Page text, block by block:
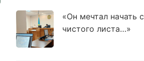
«Он мечтал начать с
чистого листа…»